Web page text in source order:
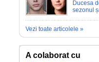
Ducesa
sezonul
Vezi toate articolele »
A colaborat cu